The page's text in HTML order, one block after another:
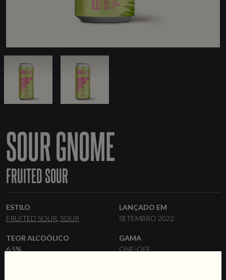
SOUR GNOME
FRUITED SOUR
ESTILO
FRUITED SOUR SOUR
LANÇADO EM
SETEMBRO 2022
TEOR ALCOÓLICO
6.5%
GAMA
ONE-OFF